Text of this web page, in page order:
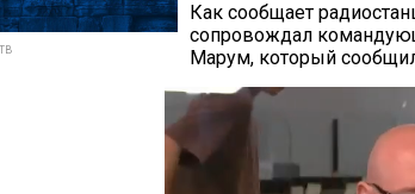
Как сообщает
сопровождал
Марум, который